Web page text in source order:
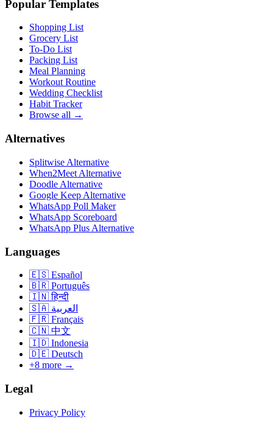
Popular Templates
Shopping List
Grocery List
To-Do List
Packing List
Meal Planning
Workout Routine
Wedding Checklist
Habit Tracker
Browse all →
Alternatives
Splitwise Alternative
When2Meet Alternative
Doodle Alternative
Google Keep Alternative
WhatsApp Poll Maker
WhatsApp Scoreboard
WhatsApp Plus Alternative
Languages
🇪🇸 Español
🇧🇷 Português
🇮🇳 हिन्दी
🇸🇦 العربية
🇫🇷 Français
🇨🇳 中文
🇮🇩 Indonesia
🇩🇪 Deutsch
+8 more →
Legal
Privacy Policy